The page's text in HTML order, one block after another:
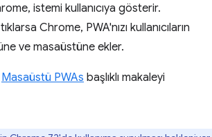
istemi kullanıcıya gösterir.
Chrome, PWA'nızı kullanıcıların
ve masaüstüne ekler.
Masaüstü PWAs başlıklı makaleyi